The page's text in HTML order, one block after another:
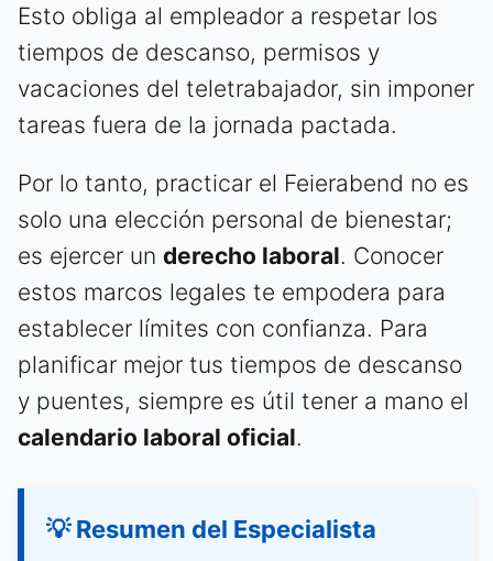
Esto obliga al empleador a respetar los
tiempos de descanso, permisos y
vacaciones del teletrabajador, sin imponer
tareas fuera de la jornada pactada.
Por lo tanto, practicar el Feierabend no es
solo una elección personal de bienestar;
es ejercer un derecho laboral. Conocer
estos marcos legales te empodera para
establecer límites con confianza. Para
planificar mejor tus tiempos de descanso
y puentes, siempre es útil tener a mano el
calendario laboral oficial.
💡 Resumen del Especialista